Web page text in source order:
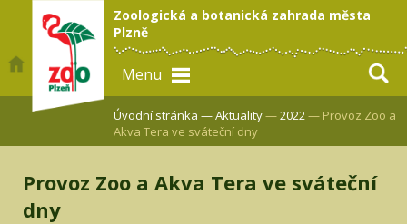
Zoologická a botanická zahrada města
Plzně
Menu
Úvodní stránka —Aktuality—2022— Provoz Zoo a
Akva Tera ve sváteční dny
Provoz Zoo a Akva Tera ve sváteční
dny